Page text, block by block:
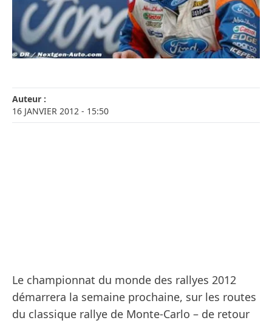
Auteur :
16 JANVIER 2012 - 15:50
Le championnat du monde des rallyes 2012
démarrera la semaine prochaine, sur les routes
du classique rallye de Monte-Carlo – de retour